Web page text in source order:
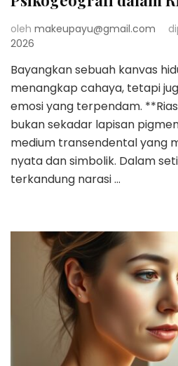
oleh makeupayu@gmail.com
2026
Bayangkan sebuah kanvas
menangkap cahaya, tetapi
emosi yang terpendam.
bukan sekadar lapisan
medium transendental yang
nyata dan simbolik. Dalam
terkandung narasi …